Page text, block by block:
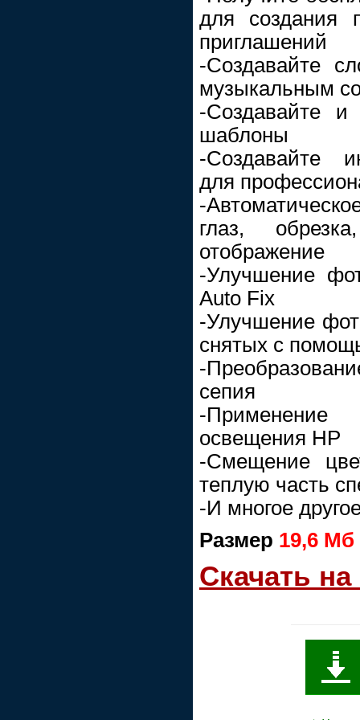
для создания
приглашений
-Создавайте
музыкальным
-Создавайте и
шаблоны
-Создавайте
для
-
глаз,
отображение
-Улучшение
Auto Fix
-Улучшение
снятых с
-
сепия
-Применение
освещения HP
-Смещение
теплую часть
-И многое
Размер 19,6 Мб
Скачать